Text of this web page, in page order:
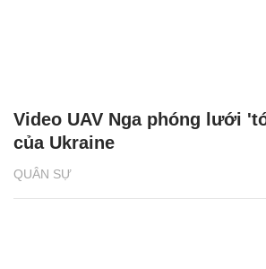
QUÂN SỰ
Video UAV Nga phóng lưới
của Ukraine